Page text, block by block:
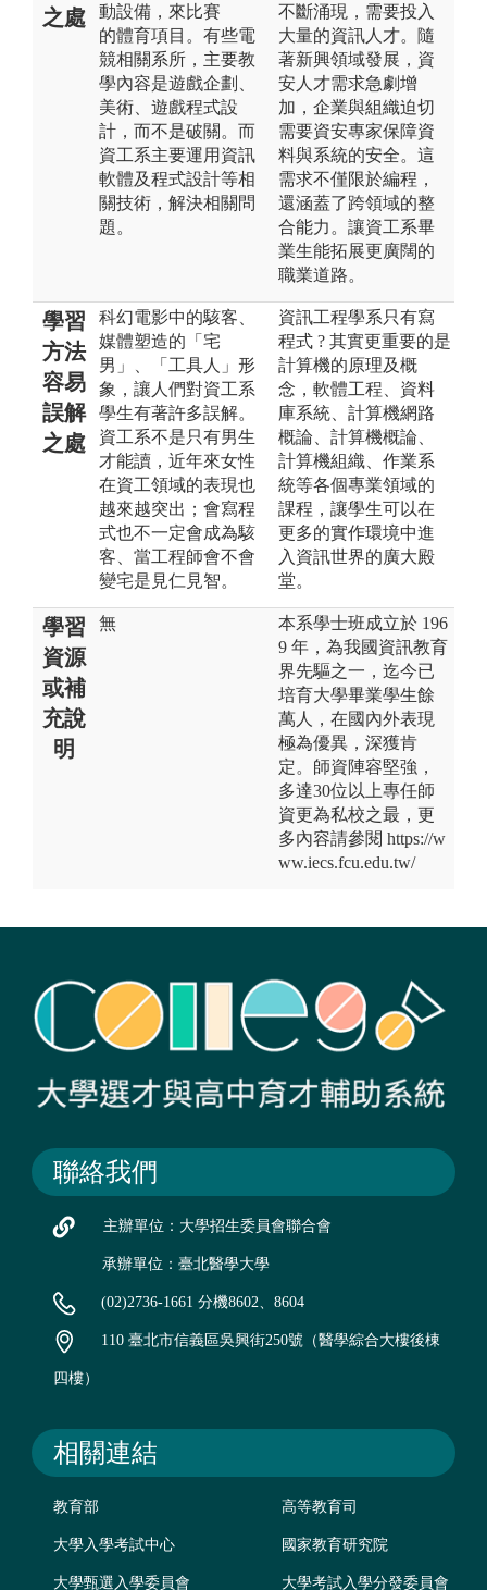
之處
動設備，來比賽
的體育項目。有些電
競相關系所，主要教
學內容是遊戲企劃、
美術、遊戲程式設
計，而不是破關。而
資工系主要運用資訊
軟體及程式設計等相
關技術，解決相關問
題。
不斷涌現，需要投入
大量的資訊人才。隨
著新興領域發展，資
安人才需求急劇增
加，企業與組織迫切
需要資安專家保障資
料與系統的安全。這
需求不僅限於編程，
還涵蓋了跨領域的整
合能力。讓資工系畢
業生能拓展更廣闊的
職業道路。
學習
方法
容易
誤解
之處
科幻電影中的駭客、
媒體塑造的「宅
男」、「工具人」形
象，讓人們對資工系
學生有著許多誤解。
資工系不是只有男生
才能讀，近年來女性
在資工領域的表現也
越來越突出；會寫程
式也不一定會成為駭
客、當工程師會不會
變宅是見仁見智。
資訊工程學系只有寫
程式 ? 其實更重要的是
計算機的原理及概
念，軟體工程、資料
庫系統、計算機網路
概論、計算機概論、
計算機組織、作業系
統等各個專業領域的
課程，讓學生可以在
更多的實作環境中進
入資訊世界的廣大殿
堂。
學習
資源
或補
充說
明
無
本系學士班成立於 196
9 年，為我國資訊教育
界先驅之一，迄今已
培育大學畢業學生餘
萬人，在國內外表現
極為優異，深獲肯
定。師資陣容堅強，
多達30位以上專任師
資更為私校之最，更
多內容請參閱 https://w
ww.iecs.fcu.edu.tw/
聯絡我們
主辦單位：大學招生委員會聯合會
承辦單位：臺北醫學大學
(02)2736-1661 分機8602、8604
110 臺北市信義區吳興街250號（醫學綜合大樓後棟
四樓）
相關連結
教育部 高等教育司
大學入學考試中心 國家教育研究院
大學甄選入學委員會 大學考試入學分發委員會